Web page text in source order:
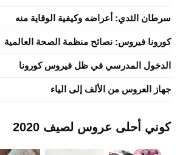
سرطان الثدي: أعراضه وكيفية الوقاية منه
كورونا فيروس: نصائح منظمة الصحة العالمية
الدخول المدرسي في ظل فيروس كورونا
جهاز العروس من الألف إلى الياء
كوني أحلى عروس لصيف 2020